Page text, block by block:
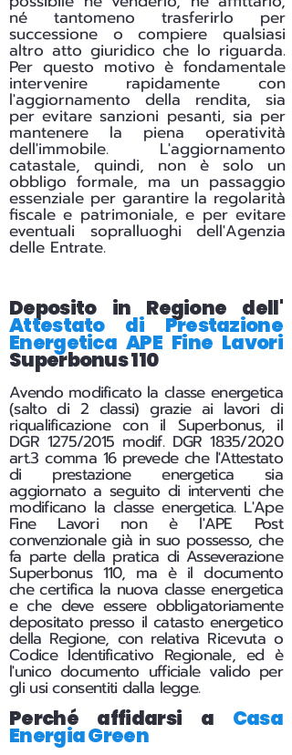
né tantomeno trasferirlo per
successione o compiere qualsiasi
altro atto giuridico che lo riguarda.
Per questo motivo è fondamentale
intervenire rapidamente con
l'aggiornamento della rendita, sia
per evitare sanzioni pesanti, sia per
mantenere la piena operatività
dell'immobile. L'aggiornamento
catastale, quindi, non è solo un
obbligo formale, ma un passaggio
essenziale per garantire la regolarità
fiscale e patrimoniale, e per evitare
eventuali sopralluoghi dell'Agenzia
delle Entrate.
Deposito in Regione dell'
Attestato di Prestazione
Energetica APE Fine Lavori
Superbonus 110
Avendo modificato la classe energetica
(salto di 2 classi) grazie ai lavori di
riqualificazione con il Superbonus, il
DGR 1275/2015 modif. DGR 1835/2020
art.3 comma 16 prevede che l'Attestato
di prestazione energetica sia
aggiornato a seguito di interventi che
modificano la classe energetica. L'Ape
Fine Lavori non è l'APE Post
convenzionale già in suo possesso, che
fa parte della pratica di Asseverazione
Superbonus 110, ma è il documento
che certifica la nuova classe energetica
e che deve essere obbligatoriamente
depositato presso il catasto energetico
della Regione, con relativa Ricevuta o
Codice Identificativo Regionale, ed è
l'unico documento ufficiale valido per
gli usi consentiti dalla legge.
Perché affidarsi a Casa
Energia Green